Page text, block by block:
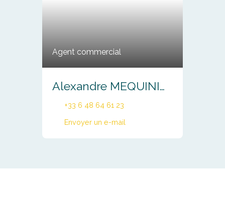
Agent commercial
Alexandre MEQUINION
+33 6 48 64 61 23
Envoyer un e-mail